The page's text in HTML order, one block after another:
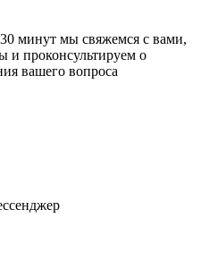
30 минут мы свяжемся с вами,
и проконсультируем о
вашего вопроса